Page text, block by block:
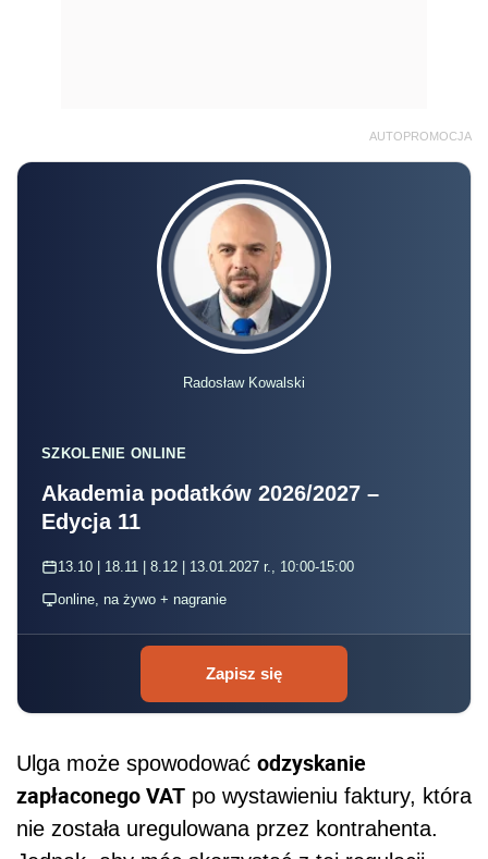
AUTOPROMOCJA
Radosław Kowalski
SZKOLENIE ONLINE
Akademia podatków 2026/2027 –
Edycja 11
13.10 | 18.11 | 8.12 | 13.01.2027 r., 10:00-15:00
online, na żywo + nagranie
Zapisz się
Ulga może spowodować odzyskanie
zapłaconego VAT po wystawieniu faktury, która
nie została uregulowana przez kontrahenta.